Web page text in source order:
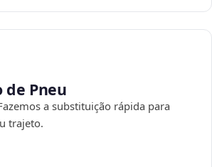
de Pneu
a substituição rápida para
trajeto.